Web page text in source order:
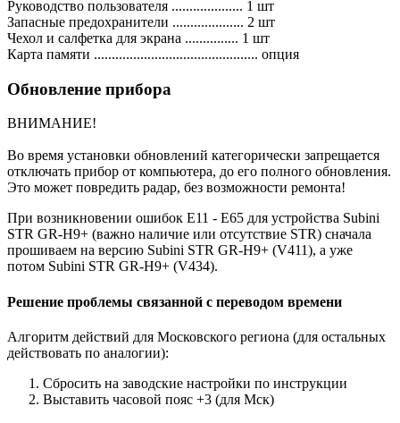
Руководство пользователя .................... 1 шт
Запасные предохранители .................... 2 шт
Чехол и салфетка для экрана ............... 1 шт
Карта памяти .............................................. опция
Обновление прибора
ВНИМАНИЕ!
Во время установки обновлений категорически запрещается
отключать прибор от компьютера, до его полного обновления.
Это может повредить радар, без возможности ремонта!
При возникновении ошибок Е11 - Е65 для устройства Subini
STR GR-H9+ (важно наличие или отсутствие STR) сначала
прошиваем на версию Subini STR GR-H9+ (V411), а уже
потом Subini STR GR-H9+ (V434).
Решение проблемы связанной с переводом времени
Алгоритм действий для Московского региона (для остальных
действовать по аналогии):
Сбросить на заводские настройки по инструкции
Выставить часовой пояс +3 (для Мск)